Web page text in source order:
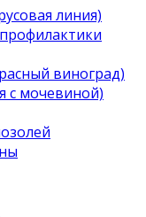
линия)
виноград)
с мочевиной)